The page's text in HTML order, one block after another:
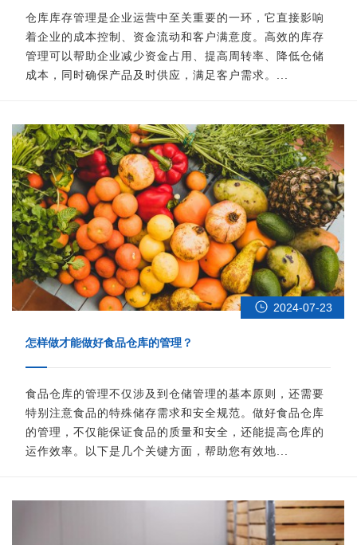
仓库库存管理是企业运营中至关重要的一环，它直接影响
着企业的成本控制、资金流动和客户满意度。高效的库存
管理可以帮助企业减少资金占用、提高周转率、降低仓储
成本，同时确保产品及时供应，满足客户需求。...
2024-07-23
怎样做才能做好食品仓库的管理？
食品仓库的管理不仅涉及到仓储管理的基本原则，还需要
特别注意食品的特殊储存需求和安全规范。做好食品仓库
的管理，不仅能保证食品的质量和安全，还能提高仓库的
运作效率。以下是几个关键方面，帮助您有效地...